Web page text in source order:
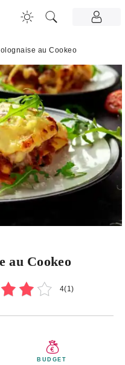
au Cookeo
au Cookeo
4(1)
BUDGET